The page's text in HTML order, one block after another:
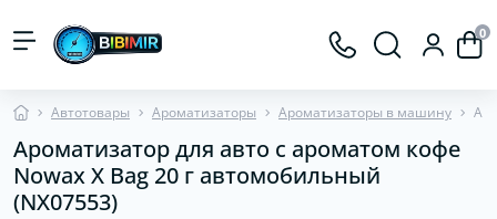
0
Автотовары Ароматизаторы Ароматизаторы в машину
Ароматизатор для авто с ароматом кофе
Nowax X Bag 20 г автомобильный
(NX07553)